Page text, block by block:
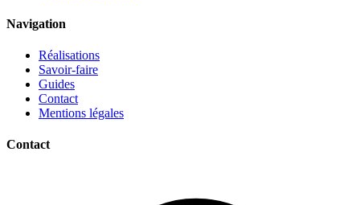
Navigation
Réalisations
Savoir-faire
Guides
Contact
Mentions légales
Contact